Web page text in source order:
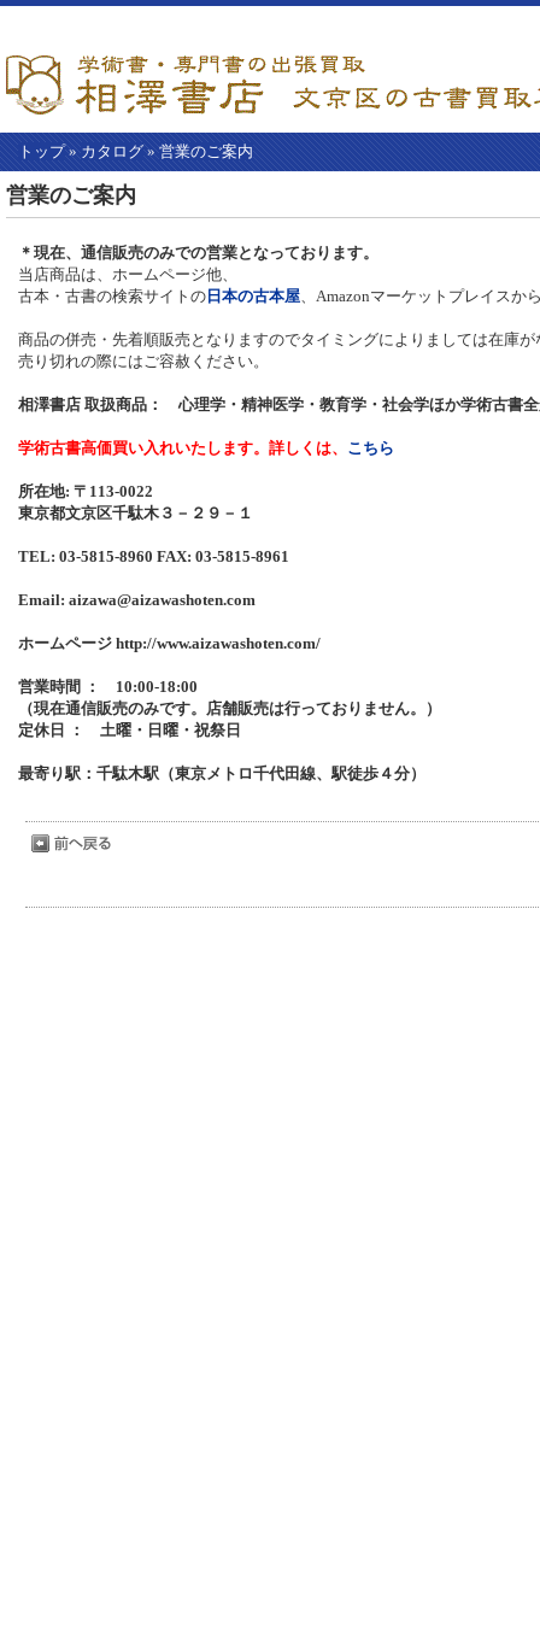
トップ» カタログ » 営業のご案内
【こ
こ
本
文】
営業のご案内
＊現在、通信販売のみでの営業となっております。
当店商品は、ホームページ他、
古本・古書の検索サイトの 日本の古本屋、Amazonマーケットプレイスか
商品の併売・先着順販売となりますのでタイミングによりましては在庫
売り切れの際にはご容赦ください。
相澤書店 取扱商品： 心理学・精神医学・教育学・社会学ほか学術古書
学術古書高価買い入れいたします。詳しくは、 こちら
所在地: 〒113-0022
東京都文京区千駄木３－２９－１
TEL: 03-5815-8960 FAX: 03-5815-8961
Email: aizawa@aizawashoten.com
ホームページ http://www.aizawashoten.com/
営業時間 ： 10:00-18:00
（現在通信販売のみです。店舗販売は行っておりません。）
定休日 ： 土曜・日曜・祝祭日
最寄り駅：千駄木駅（東京メトロ千代田線、駅徒歩４分）